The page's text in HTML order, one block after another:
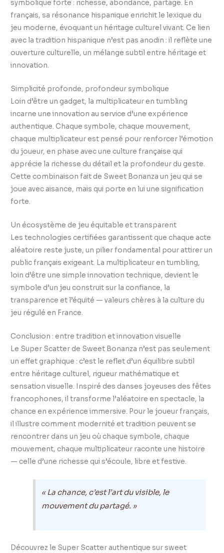
symbolique forte : richesse, abondance, partage. En
français, sa résonance hispanique enrichit le lexique du
jeu moderne, évoquant un héritage culturel vivant. Ce lien
avec la tradition hispanique n’est pas anodin : il reflète une
ouverture culturelle, un mélange subtil entre héritage et
innovation.
Simplicité profonde, profondeur symbolique
Loin d’être un gadget, la multiplicateur en tumbling
incarne une innovation au service d’une expérience
authentique. Chaque symbole, chaque mouvement,
chaque multiplicateur est pensé pour renforcer l’émotion
du joueur, en phase avec une culture française qui
apprécie la richesse du détail et la profondeur du geste.
Cette combinaison fait de Sweet Bonanza un jeu qui se
joue avec aisance, mais qui porte en lui une signification
forte.
Un écosystème de jeu équitable et transparent
Les technologies certifiées garantissent que chaque acte
aléatoire reste juste, un pilier fondamental pour attirer un
public français exigeant. La multiplicateur en tumbling,
loin d’être une simple innovation technique, devient le
symbole d’un jeu construit sur la confiance, la
transparence et l’équité — valeurs chères à la culture du
jeu régulé en France.
Conclusion : entre tradition et innovation visuelle
Le Super Scatter de Sweet Bonanza n’est pas seulement
un effet graphique : c’est le reflet d’un équilibre subtil
entre héritage culturel, rigueur mathématique et
sensation visuelle. Inspiré des danses joyeuses des fêtes
francophones, il transforme l’aléatoire en spectacle, la
chance en expérience immersive. Pour le joueur français,
il illustre comment modernité et tradition peuvent se
rencontrer dans un jeu où chaque symbole, chaque
mouvement, chaque multiplicateur raconte une histoire
— celle d’une richesse qui s’écoule, libre et festive.
« La chance, c’est l’art du visible, le
mouvement du partagé. »
Découvrez le Super Scatter authentique sur sweet